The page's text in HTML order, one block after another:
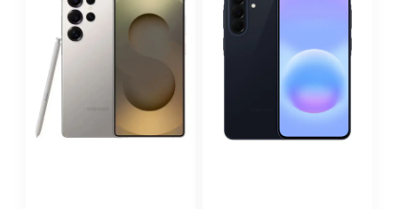
múltiples
variantes.
elegir